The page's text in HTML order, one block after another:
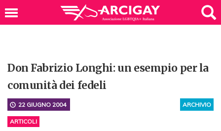
Don Fabrizio Longhi: un esempio per la
comunità dei fedeli
ARCHIVIO
22 GIUGNO 2004
ARTICOLI